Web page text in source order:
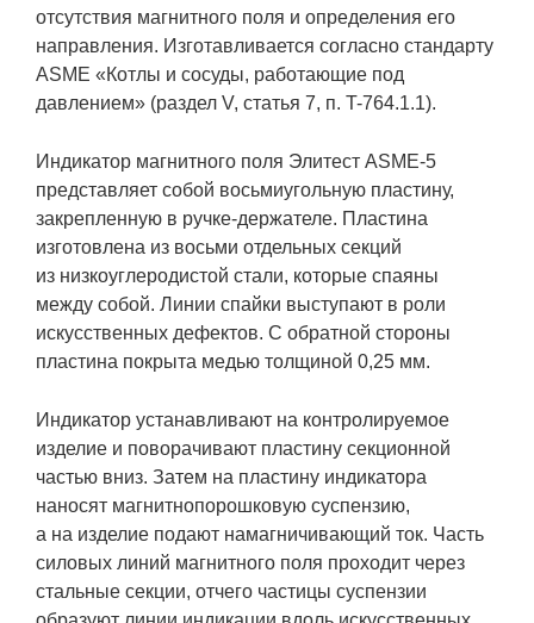
отсутствия магнитного поля и определения его
направления. Изготавливается согласно стандарту
ASME «Котлы и сосуды, работающие под
давлением» (раздел V, статья 7, п. T-764.1.1).
Индикатор магнитного поля Элитест ASME-5
представляет собой восьмиугольную пластину,
закрепленную в ручке-держателе. Пластина
изготовлена из восьми отдельных секций
из низкоуглеродистой стали, которые спаяны
между собой. Линии спайки выступают в роли
искусственных дефектов. С обратной стороны
пластина покрыта медью толщиной 0,25 мм.
Индикатор устанавливают на контролируемое
изделие и поворачивают пластину секционной
частью вниз. Затем на пластину индикатора
наносят магнитнопорошковую суспензию,
а на изделие подают намагничивающий ток. Часть
силовых линий магнитного поля проходит через
стальные секции, отчего частицы суспензии